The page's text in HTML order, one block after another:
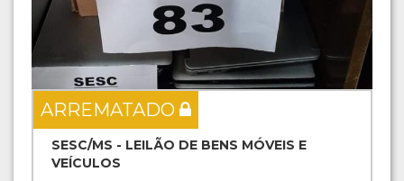
ARREMATADO
SESC/MS - LEILÃO DE BENS MÓVEIS E
VEÍCULOS